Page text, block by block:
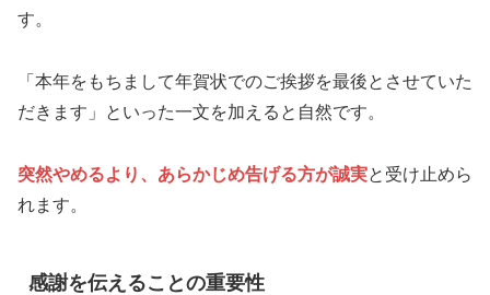
す。
「本年をもちまして年賀状でのご挨拶を最後とさせていた
だきます」といった一文を加えると自然です。
突然やめるより、あらかじめ告げる方が誠実と受け止めら
れます。
感謝を伝えることの重要性